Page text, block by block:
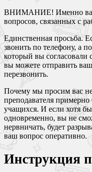
ВНИМАНИЕ! Именно
вопросов, связанных с
Единственная просьба.
звонить по телефону, а
который вы
вы можете отправить
перезвонить.
Почему мы просим вас
преподавателя
учащихся. И если хотя бы
одновременно, вы не
нервничать, будет
ваш вопрос оперативно.
Инструкция